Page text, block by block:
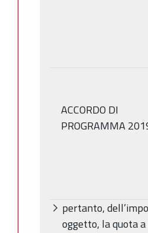
ACCORDO DI
PROGRAMMA
pertanto,
oggetto, la quota